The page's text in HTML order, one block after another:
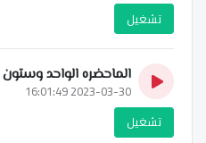
تشغيل
الماحضره الواحد وستون
2023-03-30 16:01:49
تشغيل